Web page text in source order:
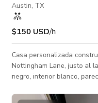
Austin, TX
$150 USD/h
Casa personalizada
Nottingham Lane, justo al
negro, interior blanco,
Esta es una casa